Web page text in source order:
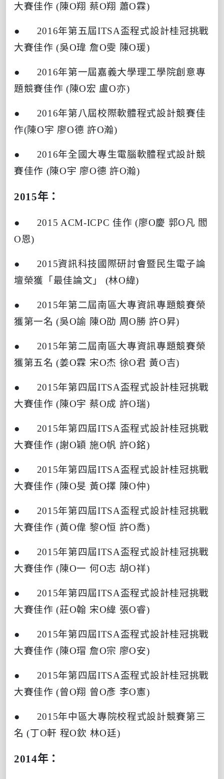
大賽佳作 (陳O翔 蔡O翔 蕭O霖)
● 2016年第五屆ITSA盃程式設計桂冠挑戰
大賽佳作 (吳O瑋 詹O雯 陳O瑗)
● 2016年第一屆嘉義大學理工學院創意專
題競賽佳作 (陳O宏 盧O亦)
● 2016年第八屆校際軟體程式設計競賽佳
作(陳O宇 廖O德 許O瀚)
● 2016年全國大專生電腦軟體程式設計競
賽佳作 (陳O宇 廖O德 許O瀚)
2015年：
● 2015 ACM-ICPC 佳作 (廖O慶 郭O凡 閻
O恩)
● 2015資訊科技國際研討會暨民生電子論
壇榮獲「最佳論文」
(林O緯)
● 2015年第二屆南區大專資訊專題競賽榮
獲第一名 (吳O諭 陳O劭 周O勝 許O昇)
● 2015年第二屆南區大專資訊專題競賽榮
獲第五名 (姜O霖 宋O杰 徐O君 黃O吉)
● 2015年第四屆ITSA盃程式設計桂冠挑戰
大賽佳作 (陳O宇 蔡O成 許O瑞)
● 2015年第四屆ITSA盃程式設計桂冠挑戰
大賽佳作 (謝O穎 施O帆 許O銘)
● 2015年第四屆ITSA盃程式設計桂冠挑戰
大賽佳作 (陳O旻 黃O擇 陳O仲)
● 2015年第四屆ITSA盃程式設計桂冠挑戰
大賽佳作 (黃O偉 黎O恒 許O喬)
● 2015年第四屆ITSA盃程式設計桂冠挑戰
大賽佳作 (陳O一 何O志 胡O祥)
● 2015年第四屆ITSA盃程式設計桂冠挑戰
大賽佳作 (莊O翰 宋O緯 張O睿)
● 2015年第四屆ITSA盃程式設計桂冠挑戰
大賽佳作 (陳O瑁 詹O宗 廖O安)
● 2015年第四屆ITSA盃程式設計桂冠挑戰
大賽佳作 (曾O翔 曾O彥 李O憲)
● 2015年中區大專院校程式設計競賽第三
名 (丁O軒 程O欽 林O廷)
2014年：